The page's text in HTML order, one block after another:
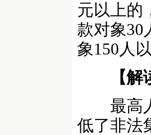
元以上的
款对象30
象150人
【解
最高人
低了非法